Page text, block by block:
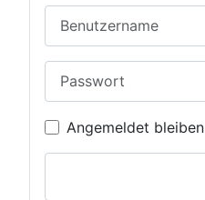
Angemeldet bleiben